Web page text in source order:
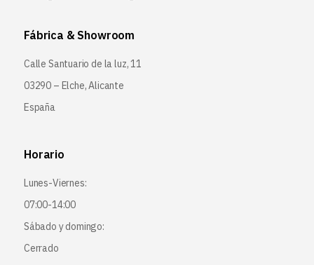
Fábrica & Showroom
Calle Santuario de la luz, 11
03290 – Elche, Alicante
España
Horario
Lunes-Viernes:
07:00-14:00
Sábado y domingo:
Cerrado